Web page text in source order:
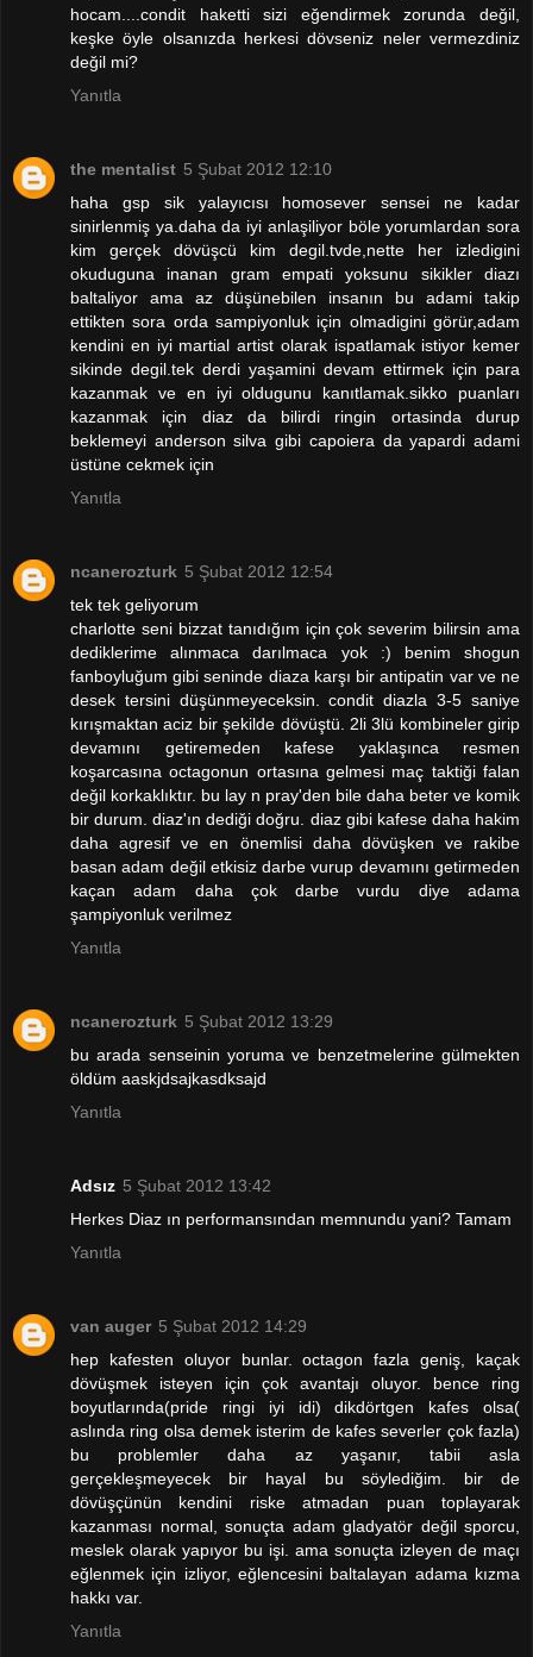
hocam....condit haketti sizi eğendirmek zorunda değil,
keşke öyle olsanızda herkesi dövseniz neler vermezdiniz
değil mi?
Yanıtla
the mentalist 5 Şubat 2012 12:10
haha gsp sik yalayıcısı homosever sensei ne kadar
sinirlenmiş ya.daha da iyi anlaşiliyor böle yorumlardan sora
kim gerçek dövüşcü kim degil.tvde,nette her izledigini
okuduguna inanan gram empati yoksunu sikikler diazı
baltaliyor ama az düşünebilen insanın bu adami takip
ettikten sora orda sampiyonluk için olmadigini görür,adam
kendini en iyi martial artist olarak ispatlamak istiyor kemer
sikinde degil.tek derdi yaşamini devam ettirmek için para
kazanmak ve en iyi oldugunu kanıtlamak.sikko puanları
kazanmak için diaz da bilirdi ringin ortasinda durup
beklemeyi anderson silva gibi capoiera da yapardi adami
üstüne cekmek için
Yanıtla
ncanerozturk 5 Şubat 2012 12:54
tek tek geliyorum
charlotte seni bizzat tanıdığım için çok severim bilirsin ama
dediklerime alınmaca darılmaca yok :) benim shogun
fanboyluğum gibi seninde diaza karşı bir antipatin var ve ne
desek tersini düşünmeyeceksin. condit diazla 3-5 saniye
kırışmaktan aciz bir şekilde dövüştü. 2li 3lü kombineler girip
devamını getiremeden kafese yaklaşınca resmen
koşarcasına octagonun ortasına gelmesi maç taktiği falan
değil korkaklıktır. bu lay n pray'den bile daha beter ve komik
bir durum. diaz'ın dediği doğru. diaz gibi kafese daha hakim
daha agresif ve en önemlisi daha dövüşken ve rakibe
basan adam değil etkisiz darbe vurup devamını getirmeden
kaçan adam daha çok darbe vurdu diye adama
şampiyonluk verilmez
Yanıtla
ncanerozturk 5 Şubat 2012 13:29
bu arada senseinin yoruma ve benzetmelerine gülmekten
öldüm aaskjdsajkasdksajd
Yanıtla
Adsız 5 Şubat 2012 13:42
Herkes Diaz ın performansından memnundu yani? Tamam
Yanıtla
van auger 5 Şubat 2012 14:29
hep kafesten oluyor bunlar. octagon fazla geniş, kaçak
dövüşmek isteyen için çok avantajı oluyor. bence ring
boyutlarında(pride ringi iyi idi) dikdörtgen kafes olsa(
aslında ring olsa demek isterim de kafes severler çok fazla)
bu problemler daha az yaşanır, tabii asla
gerçekleşmeyecek bir hayal bu söylediğim. bir de
dövüşçünün kendini riske atmadan puan toplayarak
kazanması normal, sonuçta adam gladyatör değil sporcu,
meslek olarak yapıyor bu işi. ama sonuçta izleyen de maçı
eğlenmek için izliyor, eğlencesini baltalayan adama kızma
hakkı var.
Yanıtla